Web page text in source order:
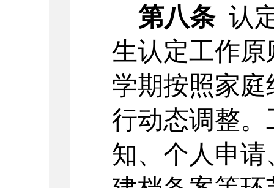
第八条 认
生认定工作
学期按照家
行动态调整
知、个人申